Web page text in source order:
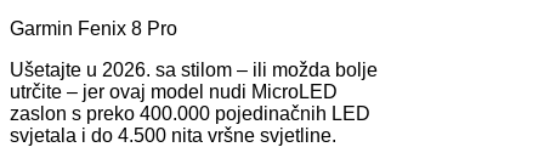
Garmin Fenix 8 Pro
Ušetajte u 2026. sa stilom – ili možda bolje
utrčite – jer ovaj model nudi MicroLED
zaslon s preko 400.000 pojedinačnih LED
svjetala i do 4.500 nita vršne svjetline.